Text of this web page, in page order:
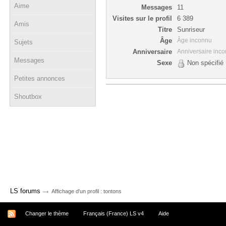
Aime
Amis
Sujets
Messages
Petites annonces
Shoutbox
Messages
11
Visites sur le profil
6 389
Titre
Sunriseur
Âge
Âge inconnu
Anniversaire Anniversaire
Sexe Non spécifié
LS forums → Affichage d'un profil : tontons
Changer le thème Français (France) LS v4 Aide